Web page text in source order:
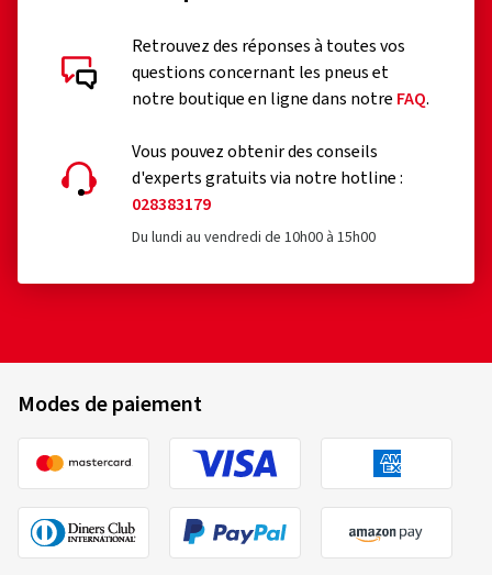
Retrouvez des réponses à toutes vos
questions concernant les pneus et
notre boutique en ligne dans notre FAQ.
Vous pouvez obtenir des conseils
d'experts gratuits via notre hotline :
028383179
Du lundi au vendredi de 10h00 à 15h00
Modes de paiement